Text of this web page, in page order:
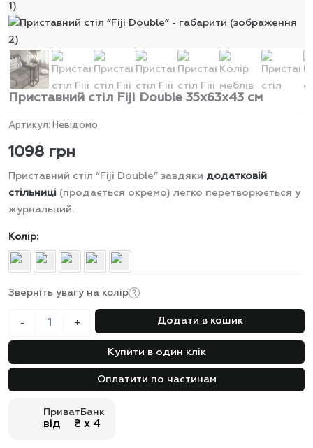
Приставний стіл Fiji Double 35x63x43 см
Артикул: Невідомо
1098 грн
Приставний стіл “Fiji Double” завдяки додатковій
стільниці (продається окремо) легко перетворюється у
журнальний.
Колір
Зверніть увагу на колір
-
Fiji
35x63x43
+ Додати в кошик
Купити в один клік
Оплатити по частинам
ПриватБанк
від ₴ х 4